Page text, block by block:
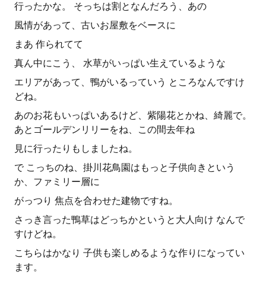
行ったかな。 そっちは割となんだろう、あの
風情があって、古いお屋敷をベースに
まあ 作られてて
真ん中にこう、 水草がいっぱい生えているような
エリアがあって、鴨がいるっていう ところなんですけ
どね。
あのお花もいっぱいあるけど、紫陽花とかね、綺麗で。
あとゴールデンリリーをね、この間去年ね
見に行ったりもしましたね。
で こっちのね、掛川花鳥園はもっと子供向きという
か、ファミリー層に
がっつり 焦点を合わせた建物ですね。
さっき言った鴨草はどっちかというと大人向け なんで
すけどね。
こちらはかなり 子供も楽しめるような作りになってい
ます。